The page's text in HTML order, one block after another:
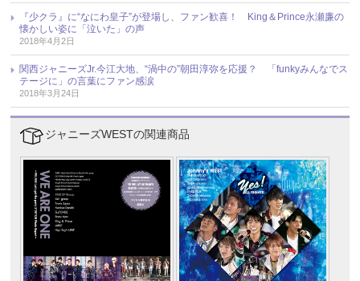
『少クラ』に“なにわ皇子”が登場し、ファン歓喜！ King＆Prince永瀬廉の
懐かしい姿に「泣いた」の声
2018年4月2日
関西ジャニーズJr.今江大地、“渦中の”朝田淳弥を応援？ 「funkyみんなでス
テージに」の言葉にファン感涙
2018年3月24日
ジャニーズWESTの関連商品